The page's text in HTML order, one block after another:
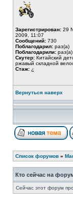
Зарегистрирован: 29
2009, 11:07
Сообщений: 730
Поблагодарил: раз(а)
Поблагодарили: раз(а)
Скутер: Китайский
ржавый складной
Стаж: ¿
Вернуться наверх
Список форумов »
Кто сейчас на
Сейчас этот форум